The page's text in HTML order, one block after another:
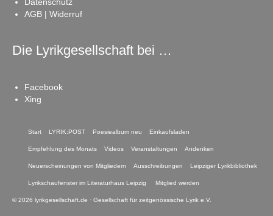
Datenschutz
AGB | Widerruf
Die Lyrikgesellschaft bei …
Facebook
Xing
Start LYRIK:POST Poesiealbum neu Einkaufsladen
Empfehlung des Monats Videos Veranstaltungen Andenken
Neuerscheinungen von Mitgliedern Ausschreibungen Leipziger Lyrikbibliothek
Lyrikschaufenster im Literaturhaus Leipzig Mitglied werden
© 2026 lyrikgesellschaft.de · Gesellschaft für zeitgenössische Lyrik e.V.